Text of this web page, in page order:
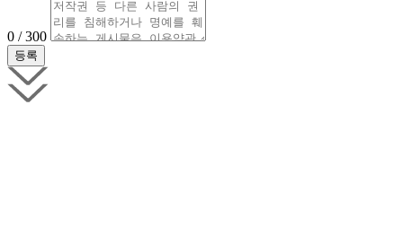
0 / 300